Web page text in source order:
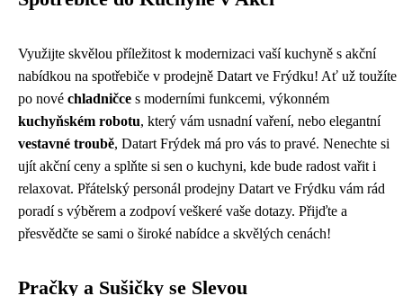
Využijte skvělou příležitost k modernizaci vaší kuchyně s akční
nabídkou na spotřebiče v prodejně Datart ve Frýdku! Ať už toužíte
po nové chladničce s moderními funkcemi, výkonném
kuchyňském robotu, který vám usnadní vaření, nebo elegantní
vestavné troubě, Datart Frýdek má pro vás to pravé. Nenechte si
ujít akční ceny a splňte si sen o kuchyni, kde bude radost vařit i
relaxovat. Přátelský personál prodejny Datart ve Frýdku vám rád
poradí s výběrem a zodpoví veškeré vaše dotazy. Přijďte a
přesvědčte se sami o široké nabídce a skvělých cenách!
Pračky a Sušičky se Slevou